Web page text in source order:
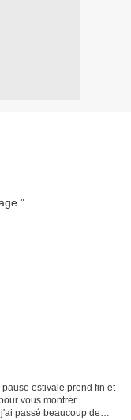
estivale prend fin et
vous montrer
passé beaucoup de